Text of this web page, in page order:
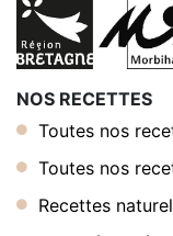
NOS RECETTES
Toutes nos
Toutes nos
Recettes